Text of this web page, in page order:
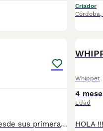
Criador
Córdoba,
dedicación, salud y una excelente socialización desde sus primeras semanas de vida, estaremos encantados de ayudarte. 🚚 Realizamos entregas en toda España, con especial frecuencia en **Andalucía**: Sevilla, Málaga, Cádiz, Córdoba, Granada, Jaén, Huelva y Almería. También entregamos habitualmente en Marbella, Jerez de la Frontera, Estepona, Fuengirola, Benalmádena, Mijas, Dos Hermanas y cualquier punto de España **Entrega 100% a contrarreembolso.** No tendrás que adelantar el importe del cachorro. Lo recibirás en la puerta de tu casa mediante transporte especializado y podrás comprobar que todo está correcto antes de realizar el pago ✅ Vacunados y desparasitados según su edad. ✅ Con microchip, cartilla veterinaria y documentación al día. ✅ Revisados veterinariamente antes de salir de nuestras instalaciones. ✅ Procedentes de excelentes líneas, seleccionadas por salud, carácter y morfología. ✅ Perfectamente socializados y acostumbrados al contacto diario con personas. ✅ Iniciados en el aprendizaje para hacer sus necesidades sobre empapador, facilitando su adaptación al nuevo hogar. ✅ Con asesoramiento personalizado antes y después de la entrega. Nuestro objetivo no es vender un cachorro más. Queremos que cada familia reciba un compañero sano, equilibrado y criado con el máximo cuidado desde el primer día. 📩 Si deseas fotografías, vídeos o más información, escríbenos por privado. Estaremos encantados de ayudarte a encontrar el compañero perfecto670864332
Whippet
4
Edad